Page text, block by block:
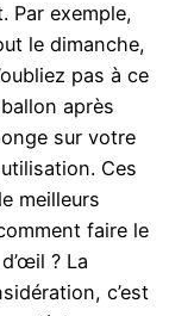
Par exemple,
le dimanche,
pas à ce
après
sur votre
Ces
meilleurs
faire le
? La
c’est